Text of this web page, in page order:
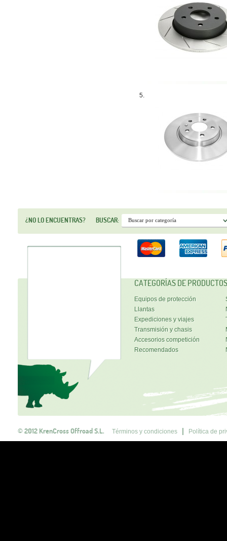
5.
¿NO LO ENCUENTRAS? BUSCAR:
CATEGORÍAS DE PRODUCTOS
Equipos de protección
Llantas
Expediciones y viajes
Transmisión y chasis
Accesorios competición
Recomendados
© 2012 KrenCross Offroad S.L. Términos y condiciones Política de